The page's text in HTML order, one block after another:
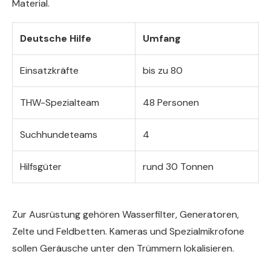
Material.
Deutsche Hilfe Umfang
Einsatzkräfte bis zu 80
THW-Spezialteam 48 Personen
Suchhundeteams 4
Hilfsgüter rund 30 Tonnen
Zur Ausrüstung gehören Wasserfilter, Generatoren,
Zelte und Feldbetten. Kameras und Spezialmikrofone
sollen Geräusche unter den Trümmern lokalisieren.